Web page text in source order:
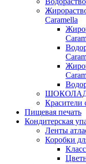
Caramella
Пищевая печать
Кондитерская
Ленты
Коробки